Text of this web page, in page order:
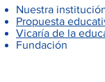
Nuestra
Propuesta
Vicaría de la
Fundación